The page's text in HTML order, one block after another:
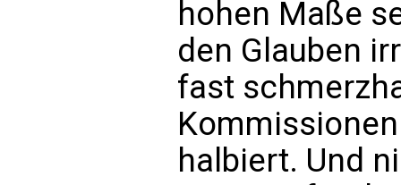
hohen Maße
den Glauben
fast
halbiert. Und